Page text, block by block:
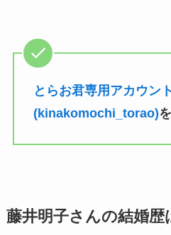
とらお君専用アカウント
(kinakomochi_torao)
藤井明子さんの結婚歴